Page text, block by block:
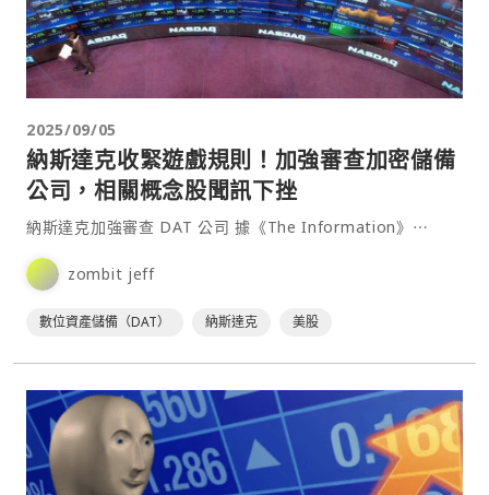
2025/09/05
納斯達克收緊遊戲規則！加強審查加密儲備
公司，相關概念股聞訊下挫
納斯達克加強審查 DAT 公司 據《The Information》⋯
zombit jeff
數位資產儲備（DAT） 納斯達克 美股